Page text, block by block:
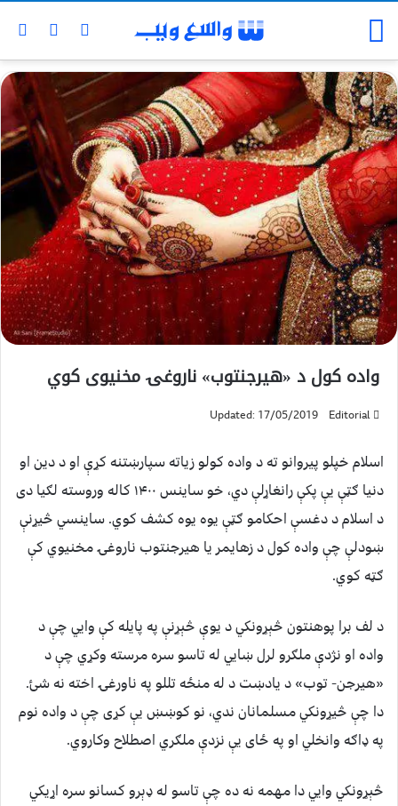
واده کول د «هیرجنتوب» ناروغۍ مخنیوی کوي
Editorial
Updated: 17/05/2019
اسلام خپلو پیروانو ته د واده کولو زیاته سپارښتنه کړې او د دین او
دنیا ګټې یې پکې رانغاړلې دي، خو ساینس ۱۴۰۰ کاله وروسته لګیا دی
د اسلام د دغسې احکامو ګټې یوه یوه کشف کوي. ساینسي څیړنې
ښودلې چې واده کول د زهایمر یا هیرجنتوب ناروغۍ مخنیوي کې
ګټه کوي.
د لف برا پوهنتون څېړونکي د یوې څېړنې په پایله کې وايي چې د
واده او نژدې ملګرو لرل ښايي له تاسو سره مرسته وکړي چې د
«هیرجن- توب» د یادښت د له منځه تللو په ناورغۍ اخته نه شئ.
دا چې څیړونکي مسلمانان ندي، نو کوښښ یې کړی چې د واده نوم
په ډاګه وانخلي او په ځای یې نزدې ملګري اصطلاح وکاروي.
څېړونکي وايي دا مهمه نه ده چې تاسو له ډېرو کسانو سره اړیکي